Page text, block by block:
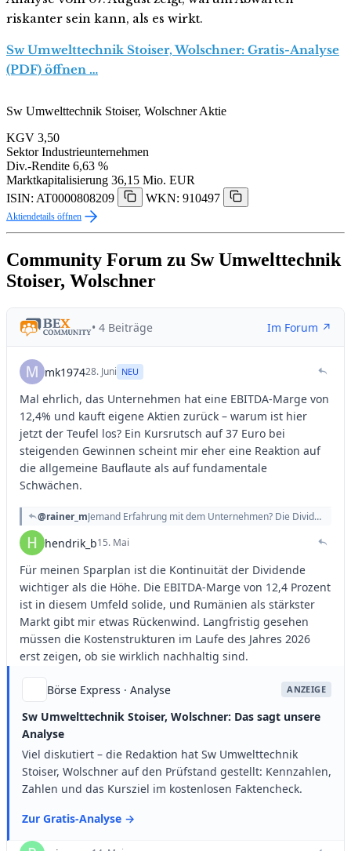
riskanter sein kann, als es wirkt.
Sw Umwelttechnik Stoiser, Wolschner: Gratis-Analyse
(PDF) öffnen …
Sw Umwelttechnik Stoiser, Wolschner Aktie
KGV 3,50
Sektor Industrieunternehmen
Div.-Rendite 6,63 %
Marktkapitalisierung 36,15 Mio. EUR
ISIN: AT0000808209
WKN: 910497
Aktiendetails öffnen
Community Forum zu Sw Umwelttechnik
Stoiser, Wolschner